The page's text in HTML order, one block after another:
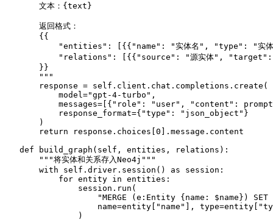
        文本：
{text}
        返回格式：
        {{
"entities": [{{"name": "实体名", "type": "实
"relations": [{{"source": "源实体", "target":
        }}
        """
        response =
self .client.chat.completions.create(
            model=
"gpt-4-turbo" ,
            messages=[{
"role" : "user" , "content" :
            response_format={
"type" : "json_object" }
        )
return response.choices[ 0 ].message.content
def
build_graph ( self, entities, relations ):
"""将实体和关系存入Neo4j"""
with
self .driver.session() as session:
for entity in entities:
                session.run(
"MERGE (e:Entity {name: $name})
                    name=entity[
"name" ], type=entity[
                )